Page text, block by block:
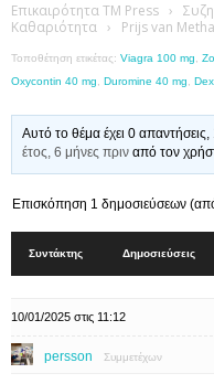
Επικαιρότητα TM Press ›
Καθαριότητα › Prijs van
Τοποθέτηση ετικέτας: Viagra 100 mg
Oxycontin 40 mg
Duromine 40 mg
Αυτό το θέμα έχει 0
έτος, 6 μήνες πριν από τον
Επισκόπηση 1 δημοσιεύσεων
Συντάκτης Δημοσιεύσεις
10/01/2025 στις 11:12
persson Συμμετέχων